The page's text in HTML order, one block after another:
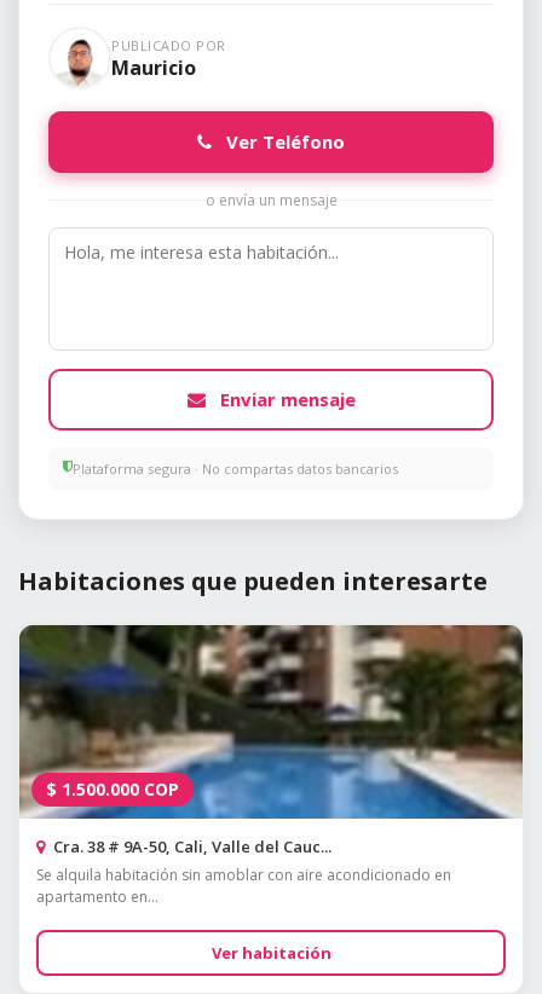
PUBLICADO POR
Mauricio
Ver Teléfono
o envía un mensaje
Enviar mensaje
Plataforma segura · No compartas datos bancarios
Habitaciones que pueden interesarte
$ 1.500.000 COP
Cra. 38 # 9A-50, Cali, Valle del Cauc...
Se alquila habitación sin amoblar con aire acondicionado en
apartamento en...
Ver habitación